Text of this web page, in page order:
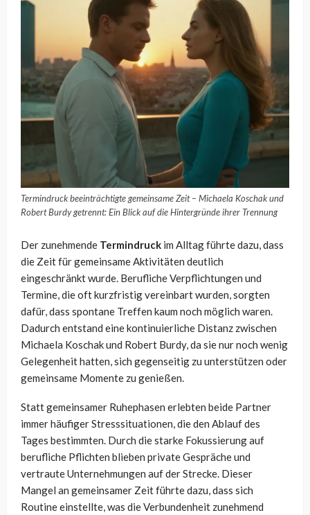
Termindruck beeinträchtigte gemeinsame Zeit – Michaela Koschak und
Robert Burdy getrennt: Ein Blick auf die Hintergründe ihrer Trennung
Der zunehmende Termindruck im Alltag führte dazu, dass
die Zeit für gemeinsame Aktivitäten deutlich
eingeschränkt wurde. Berufliche Verpflichtungen und
Termine, die oft kurzfristig vereinbart wurden, sorgten
dafür, dass spontane Treffen kaum noch möglich waren.
Dadurch entstand eine kontinuierliche Distanz zwischen
Michaela Koschak und Robert Burdy, da sie nur noch wenig
Gelegenheit hatten, sich gegenseitig zu unterstützen oder
gemeinsame Momente zu genießen.
Statt gemeinsamer Ruhephasen erlebten beide Partner
immer häufiger Stresssituationen, die den Ablauf des
Tages bestimmten. Durch die starke Fokussierung auf
berufliche Pflichten blieben private Gespräche und
vertraute Unternehmungen auf der Strecke. Dieser
Mangel an gemeinsamer Zeit führte dazu, dass sich
Routine einstellte, was die Verbundenheit zunehmend